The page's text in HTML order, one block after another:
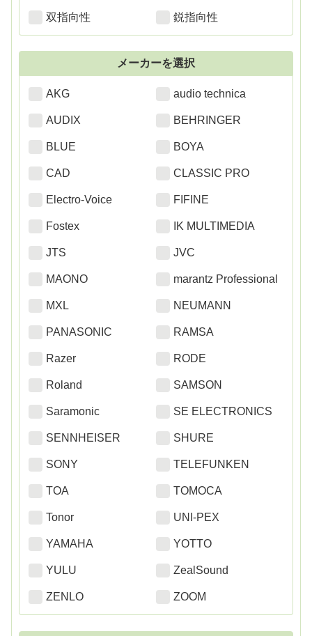
双指向性 鋭指向性
メーカーを選択
AKG audio technica
AUDIX BEHRINGER
BLUE BOYA
CAD CLASSIC PRO
Electro-Voice FIFINE
Fostex IK MULTIMEDIA
JTS JVC
MAONO marantz Professional
MXL NEUMANN
PANASONIC RAMSA
Razer RODE
Roland SAMSON
Saramonic SE ELECTRONICS
SENNHEISER SHURE
SONY TELEFUNKEN
TOA TOMOCA
Tonor UNI-PEX
YAMAHA YOTTO
YULU ZealSound
ZENLO ZOOM